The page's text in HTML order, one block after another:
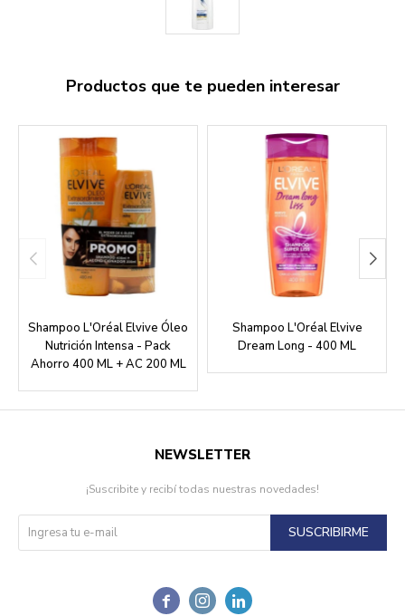
Productos que te pueden interesar
Shampoo L'Oréal Elvive Óleo
Nutrición Intensa - Pack
Ahorro 400 ML + AC 200 ML
Shampoo L'Oréal Elvive
Dream Long - 400 ML
  
NEWSLETTER
¡Suscribite y recibí todas nuestras novedades!
SUSCRIBIRME